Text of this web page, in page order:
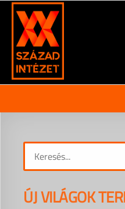
Skip
content
ÚJ VILÁGOK